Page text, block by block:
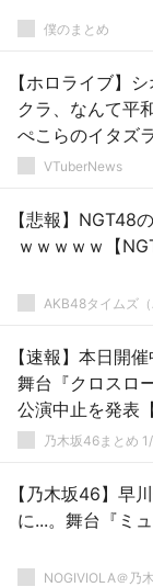
僕のまとめ
【ホロライブ】
クラ、なんて平
ぺこらのイタズ
室でみこちと浮
VTuberNews
【悲報】NGT48
ｗｗｗｗｗ【
AKB48タイムズ（
【速報】本日開
舞台『クロスロ
公演中止を発表
乃木坂46まとめ
【乃木坂46】早
に...。舞台『ミ
NOGIVIOLA＠乃